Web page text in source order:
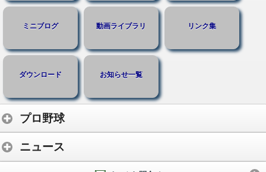
ミニブログ 動画ライブラリ リンク集
ダウンロード お知らせ一覧
プロ野球
ニュース